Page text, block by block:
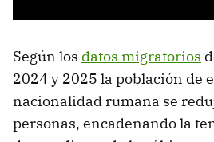
Según los datos migratorios
2024 y 2025 la población de
nacionalidad rumana se
personas, encadenando la